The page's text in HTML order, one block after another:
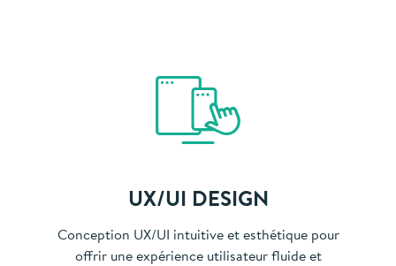
UX/UI DESIGN
Conception UX/UI intuitive et esthétique pour
offrir une expérience utilisateur fluide et